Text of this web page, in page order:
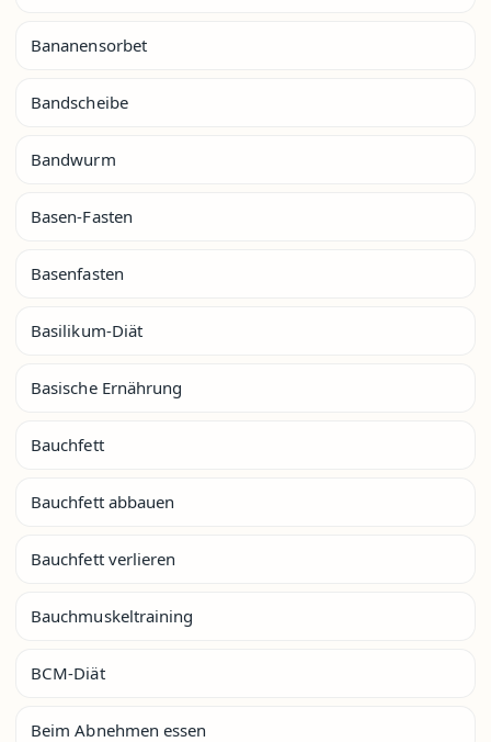
Bananensorbet
Bandscheibe
Bandwurm
Basen-Fasten
Basenfasten
Basilikum-Diät
Basische Ernährung
Bauchfett
Bauchfett abbauen
Bauchfett verlieren
Bauchmuskeltraining
BCM-Diät
Beim Abnehmen essen